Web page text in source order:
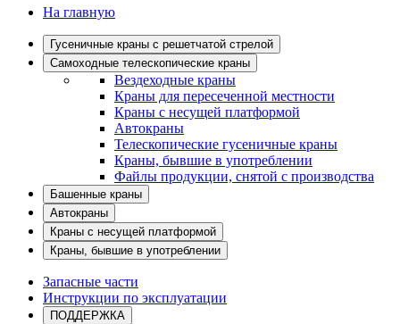
На главную
Гусеничные краны с решетчатой стрелой
Самоходные телескопические краны
Вездеходные краны
Краны для пересеченной местности
Краны с несущей платформой
Автокраны
Телескопические гусеничные краны
Краны, бывшие в употреблении
Файлы продукции, снятой с производства
Башенные краны
Автокраны
Краны с несущей платформой
Краны, бывшие в употреблении
Запасные части
Инструкции по эксплуатации
ПОДДЕРЖКА